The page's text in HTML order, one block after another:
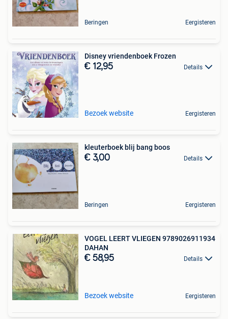
Beringen Eergisteren
Disney vriendenboek Frozen
€ 12,95 Details
Bezoek website Eergisteren
kleuterboek blij bang boos
€ 3,00 Details
Beringen Eergisteren
VOGEL LEERT VLIEGEN 9789026911934
DAHAN
€ 58,95 Details
Bezoek website Eergisteren